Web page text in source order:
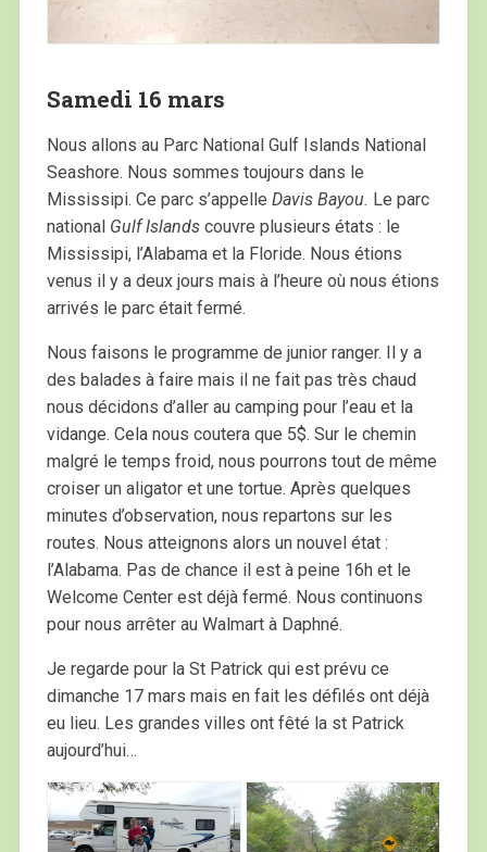
Samedi 16 mars
Nous allons au Parc National Gulf Islands National
Seashore. Nous sommes toujours dans le
Mississipi. Ce parc s’appelle Davis Bayou. Le parc
national Gulf Islandscouvre plusieurs états : le
Mississipi, l’Alabama et la Floride. Nous étions
venus il y a deux jours mais à l’heure où nous étions
arrivés le parc était fermé.
Nous faisons le programme de junior ranger. Il y a
des balades à faire mais il ne fait pas très chaud
nous décidons d’aller au camping pour l’eau et la
vidange. Cela nous coutera que 5$. Sur le chemin
malgré le temps froid, nous pourrons tout de même
croiser un aligator et une tortue. Après quelques
minutes d’observation, nous repartons sur les
routes. Nous atteignons alors un nouvel état :
l’Alabama. Pas de chance il est à peine 16h et le
Welcome Center est déjà fermé. Nous continuons
pour nous arrêter au Walmart à Daphné.
Je regarde pour la St Patrick qui est prévu ce
dimanche 17 mars mais en fait les défilés ont déjà
eu lieu. Les grandes villes ont fêté la st Patrick
aujourd’hui…